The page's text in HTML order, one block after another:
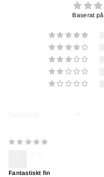
Baserat
Fantastiskt fin